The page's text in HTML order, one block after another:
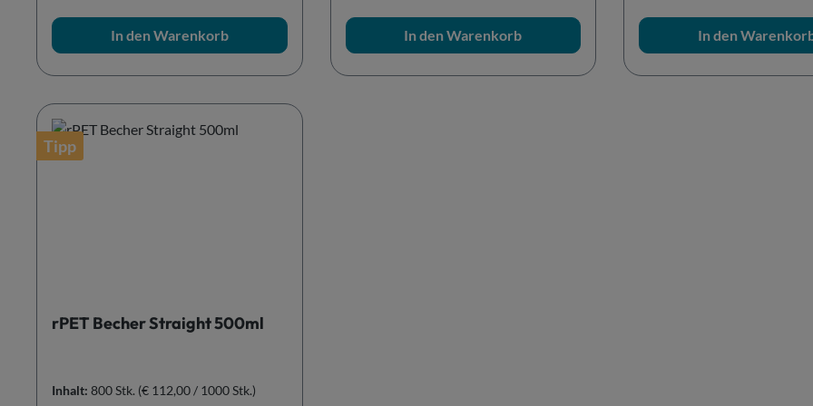
In den Warenkorb In den Warenkorb In den
Tipp
rPET Becher Straight 500ml
Inhalt: 800 Stk. (€ 112,00 / 1000 Stk.)